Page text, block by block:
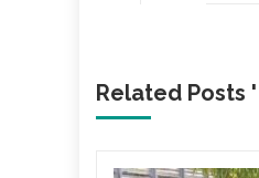
Related Posts '